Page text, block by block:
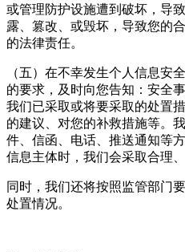
或管理防护设施遭到破坏，导
露、篡改、或毁坏，导致您的
的法律责任。
（五）在不幸发生个人信息安
的要求，及时向您告知：安全
我们已采取或将要采取的处置
的建议、对您的补救措施等。
件、信函、电话、推送通知等
信息主体时，我们会采取合理
同时，我们还将按照监管部门
处置情况。